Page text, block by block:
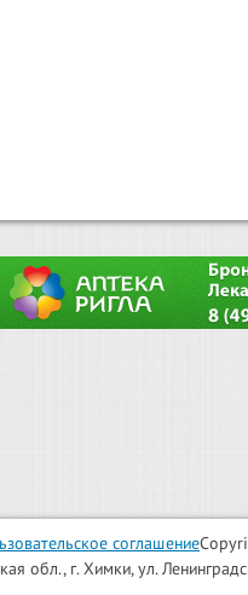
соглашение
г. Химки, ул.